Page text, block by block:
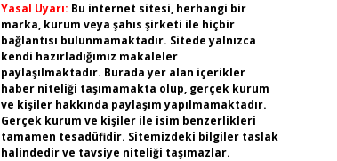
Yasal Uyarı: Bu internet sitesi, herhangi bir
marka, kurum veya şahıs şirketi ile hiçbir
bağlantısı bulunmamaktadır. Sitede yalnızca
kendi hazırladığımız makaleler
paylaşılmaktadır. Burada yer alan içerikler
haber niteliği taşımamakta olup, gerçek kurum
ve kişiler hakkında paylaşım yapılmamaktadır.
Gerçek kurum ve kişiler ile isim benzerlikleri
tamamen tesadüfidir. Sitemizdeki bilgiler taslak
halindedir ve tavsiye niteliği taşımazlar.